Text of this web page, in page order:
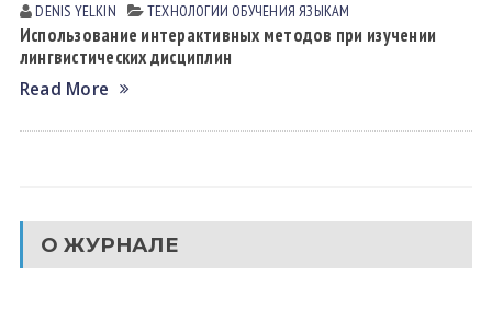
DENIS YELKIN ТЕХНОЛОГИИ ОБУЧЕНИЯ ЯЗЫКАМ
Использование интерактивных методов при изучении
лингвистических дисциплин
Read More
О ЖУРНАЛЕ